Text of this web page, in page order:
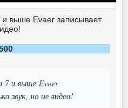
выше Evaer записывает
7 и выше Evaer
звук, но не видео!